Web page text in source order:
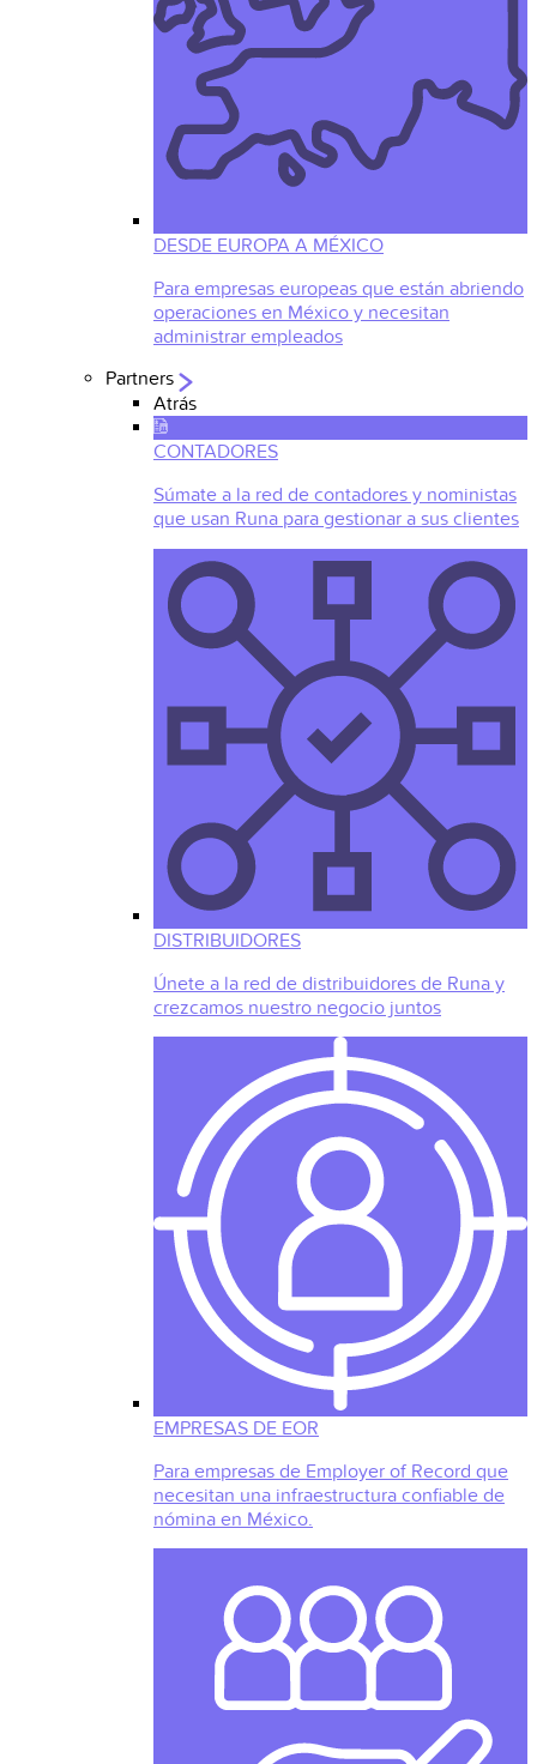
DESDE EUROPA A MÉXICO
Para empresas europeas que están abriendo
operaciones en México y necesitan
administrar empleados
Partners
Atrás
CONTADORES
Súmate a la red de contadores y noministas
que usan Runa para gestionar a sus clientes
DISTRIBUIDORES
Únete a la red de distribuidores de Runa y
crezcamos nuestro negocio juntos
EMPRESAS DE EOR
Para empresas de Employer of Record que
necesitan una infraestructura confiable de
nómina en México.